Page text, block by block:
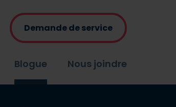
qc.ca
Demande de service
Blogue Nous joindre